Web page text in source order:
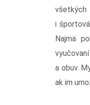
všetkých
i
Najmä
a obuv.
ak im